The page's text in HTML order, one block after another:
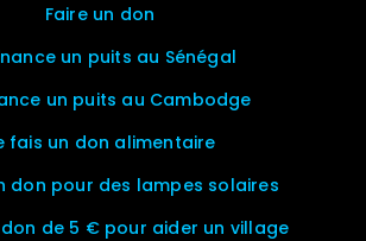
Faire un don
un puits au Sénégal
un puits au Cambodge
fais un don alimentaire
don pour des lampes solaires
de 5 € pour aider un village